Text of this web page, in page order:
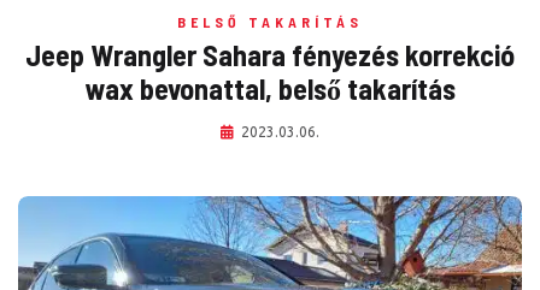
BELSŐ TAKARÍTÁS
Jeep Wrangler Sahara fényezés korrekció
wax bevonattal, belső takarítás
2023.03.06.